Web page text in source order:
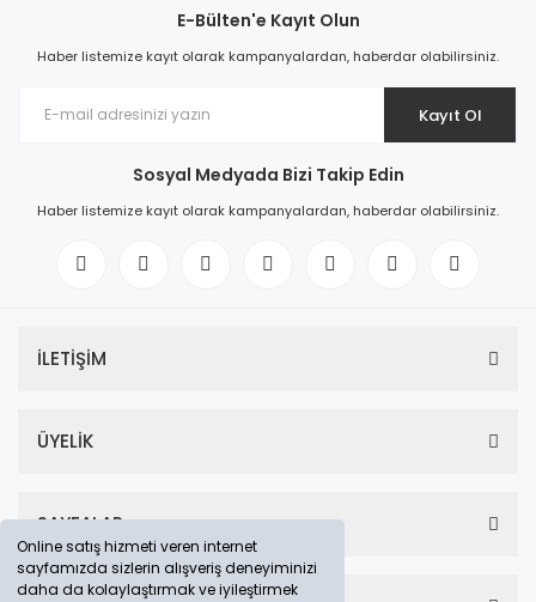
Online satış hizmeti veren internet
sayfamızda sizlerin alışveriş deneyiminizi
daha da kolaylaştırmak ve iyileştirmek
E-Bülten'e Kayıt Olun
Haber listemize kayıt olarak kampanyalardan, haberdar olabilirsiniz.
Kayıt Ol
Sosyal Medyada Bizi Takip Edin
Haber listemize kayıt olarak kampanyalardan, haberdar olabilirsiniz.
İLETİŞİM
ÜYELİK
SAYFALAR